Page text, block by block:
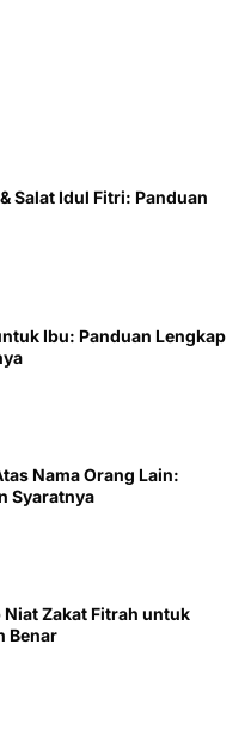
Salat Idul Fitri: Panduan
Ibu: Panduan Lengkap
Nama Orang Lain:
Syaratnya
Niat Zakat Fitrah untuk
Benar